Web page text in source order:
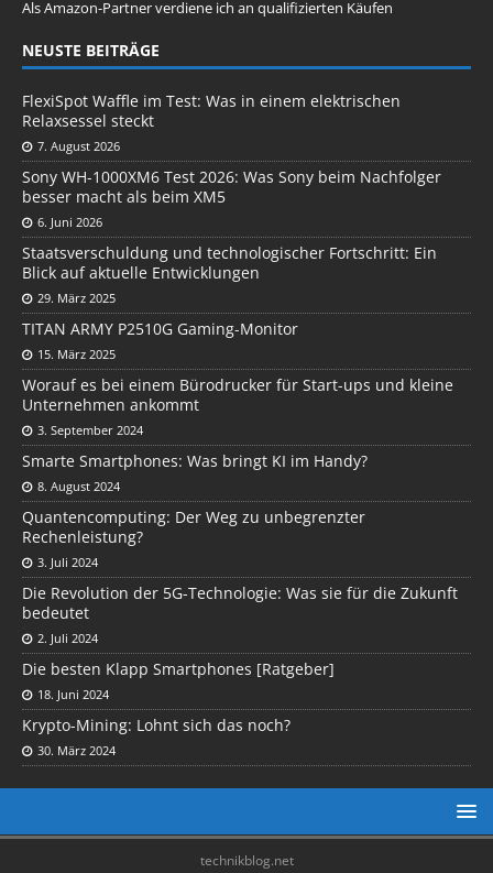
Als Amazon-Partner verdiene ich an qualifizierten Käufen
NEUSTE BEITRÄGE
FlexiSpot Waffle im Test: Was in einem elektrischen
Relaxsessel steckt
7. August 2026
Sony WH-1000XM6 Test 2026: Was Sony beim Nachfolger
besser macht als beim XM5
6. Juni 2026
Staatsverschuldung und technologischer Fortschritt: Ein
Blick auf aktuelle Entwicklungen
29. März 2025
TITAN ARMY P2510G Gaming-Monitor
15. März 2025
Worauf es bei einem Bürodrucker für Start-ups und kleine
Unternehmen ankommt
3. September 2024
Smarte Smartphones: Was bringt KI im Handy?
8. August 2024
Quantencomputing: Der Weg zu unbegrenzter
Rechenleistung?
3. Juli 2024
Die Revolution der 5G-Technologie: Was sie für die Zukunft
bedeutet
2. Juli 2024
Die besten Klapp Smartphones [Ratgeber]
18. Juni 2024
Krypto-Mining: Lohnt sich das noch?
30. März 2024
technikblog.net